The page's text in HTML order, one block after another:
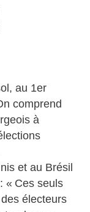
au 1er
comprend
à
et au Brésil
« Ces seuls
électeurs